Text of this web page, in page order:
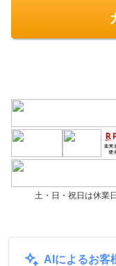
土・日・祝日は休業
AIによるお客